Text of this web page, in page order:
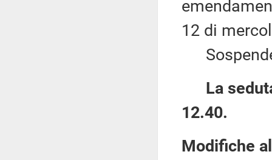
12 di
La
12.40.
Modifiche